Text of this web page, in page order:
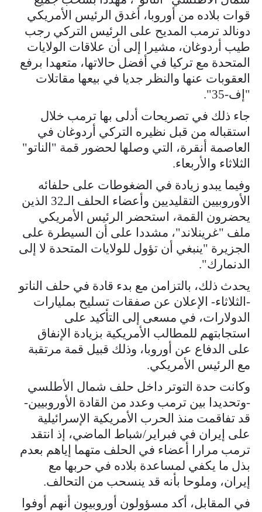
قوات بلاده من أوروبا، أغدق الرئيس الأمريكي
دونالد ترمب المديح على الرئيس التركي رجب
طيب أردوغان، مشيرا إلى أن علاقات الولايات
المتحدة مع تركيا في أفضل حالاتها، متعهدا برفع
العقوبات عنها والنظر جديا في بيعها مقاتلات
"إف-35".
جاء ذلك في تصريحات أدلى بها ترمب خلال
استقباله من قبل نظيره التركي أردوغان في
العاصمة أنقرة، التي وصلها لحضور قمة "الناتو"
الثلاثاء والأربعاء.
وفيما يبدو زيادة في الضغوطات على حلفائه
الأوروبيين التقليديين وأعضاء الحلف الـ32 الذين
يحضرون القمة، استحضر الرئيس الأمريكي
ملف "غرينلاند"، مشددا على أن السيطرة على
الجزيرة "ينبغي أن تؤول للولايات المتحدة لا إلى
الدنمارك".
يحدث ذلك، بالتزامن مع بدء قادة في حلف الناتو
-الثلاثاء- الإعلان عن صفقات تسليح بمليارات
الدولارات، في مسعى إلى التأكيد على
⁠استجابتهم للمطالب الأمريكية بزيادة الإنفاق
⁠على الدفاع عن أوروبا، وذلك قبيل قمة مرتقبة
مع الرئيس الأمريكي.
وكانت حدة التوتر ⁠داخل حلف شمال الأطلسي
-وتحديدا بين ترمب وعدد من القادة الأوروبيين-
قد تفاقمت منذ الحرب الأمريكية الإسرائيلية
على إيران في فبراير/شباط الماضي، إذ انتقد
ترمب مرارا أعضاء في الحلف متهما إياهم بعدم
بذل ما يكفي لمساعدة بلاده في حربها مع
إيران، وملوحا بأنه قد ينسحب من التحالف.
في المقابل، أكد مسؤولون أوروبيون أنهم أوفوا